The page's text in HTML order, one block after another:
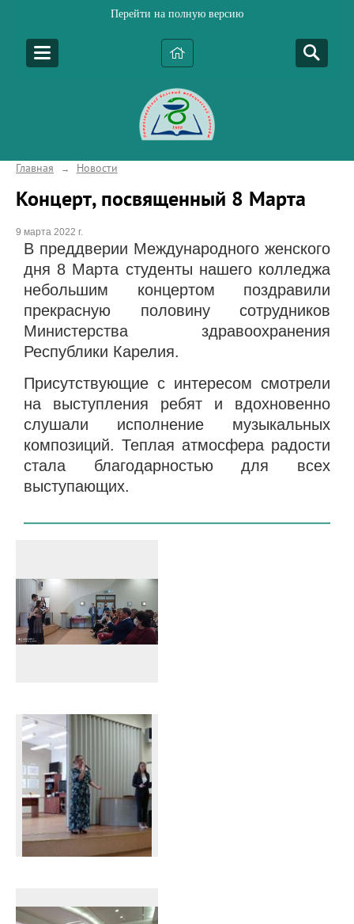
Перейти на полную версию
Главная → Новости
Концерт, посвященный 8 Марта
9 марта 2022 г.
В преддверии Международного женского
дня 8 Марта студенты нашего колледжа
небольшим концертом поздравили
прекрасную половину сотрудников
Министерства здравоохранения
Республики Карелия.
Присутствующие с интересом смотрели
на выступления ребят и вдохновенно
слушали исполнение музыкальных
композиций. Теплая атмосфера радости
стала благодарностью для всех
выступающих.